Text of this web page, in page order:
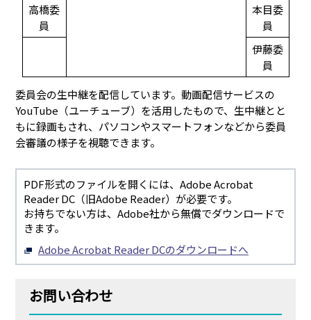
高橋委
員
本目委
員
伊藤委
員
委員会の生中継を配信しています。動画配信サービスの
YouTube（ユーチューブ）を活用したもので、生中継とと
もに録画もされ、パソコンやスマートフォンなどから委員
会審議の様子を視聴できます。
PDF形式のファイルを開くには、Adobe Acrobat
Reader DC（旧Adobe Reader）が必要です。
お持ちでない方は、Adobe社から無償でダウンロードで
きます。
Adobe Acrobat Reader DCのダウンロードへ
お問い合わせ